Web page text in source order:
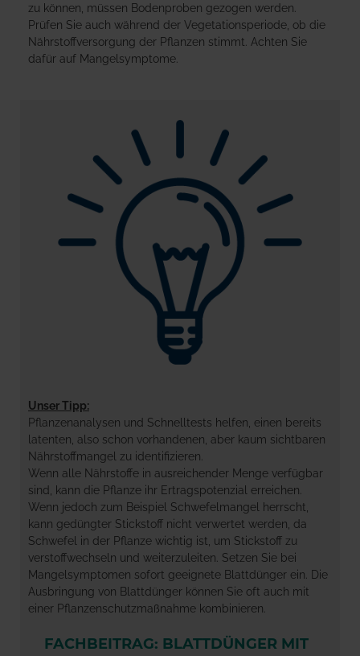
zu können, müssen Bodenproben gezogen werden.
Prüfen Sie auch während der Vegetationsperiode, ob die
Nährstoffversorgung der Pflanzen stimmt. Achten Sie
dafür auf Mangelsymptome.
Unser Tipp:
Pflanzenanalysen und Schnelltests helfen, einen bereits
latenten, also schon vorhandenen, aber kaum sichtbaren
Nährstoffmangel zu identifizieren.
Wenn alle Nährstoffe in ausreichender Menge verfügbar
sind, kann die Pflanze ihr Ertragspotenzial erreichen.
Wenn jedoch zum Beispiel Schwefelmangel herrscht,
kann gedüngter Stickstoff nicht verwertet werden, da
Schwefel in der Pflanze wichtig ist, um Stickstoff zu
verstoffwechseln und weiterzuleiten. Setzen Sie bei
Mangelsymptomen sofort geeignete Blattdünger ein. Die
Ausbringung von Blattdünger können Sie oft auch mit
einer Pflanzenschutzmaßnahme kombinieren.
FACHBEITRAG: BLATTDÜNGER MIT